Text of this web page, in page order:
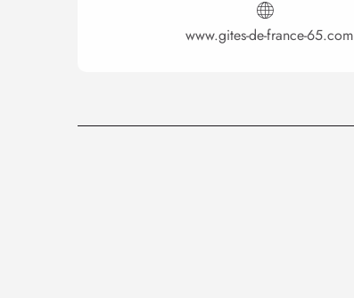
www.gites-de-france-65.com